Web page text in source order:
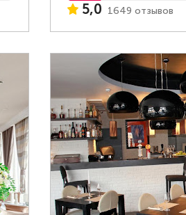
5,0 1649 отзывов